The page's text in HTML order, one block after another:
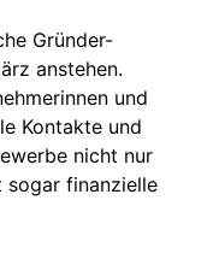
Gründer-
anstehen.
und
Kontakte und
nicht nur
sogar finanzielle